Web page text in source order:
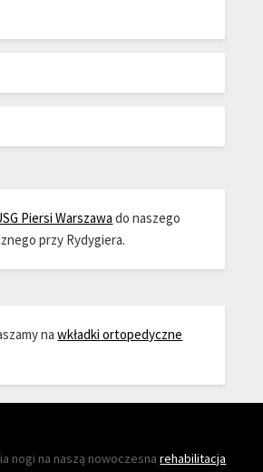
Piersi Warszawa do naszego
przy Rydygiera.
nawkładki ortopedyczne
nogi na naszą nowoczesnarehabilitacja